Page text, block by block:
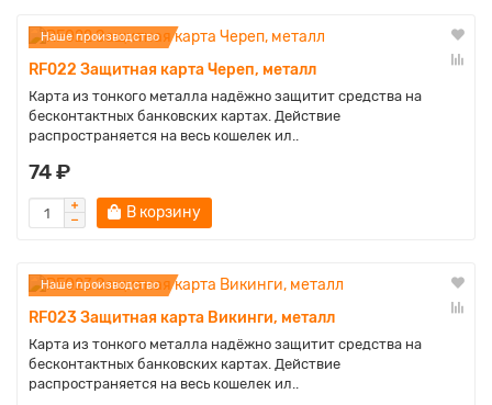
Наше производство
RF022 Защитная карта Череп, металл
Карта из тонкого металла надёжно защитит средства на
бесконтактных банковских картах. Действие
распространяется на весь кошелек ил..
74 ₽
В корзину
Наше производство
RF023 Защитная карта Викинги, металл
Карта из тонкого металла надёжно защитит средства на
бесконтактных банковских картах. Действие
распространяется на весь кошелек ил..